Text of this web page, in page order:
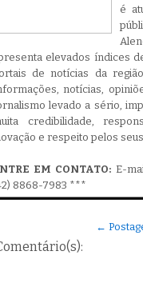
é
elevados índices
de notícias da
notícias,
levado a sério,
credibilidade,
e respeito pelos
EM CONTATO: E-
8868-7983 ***
←